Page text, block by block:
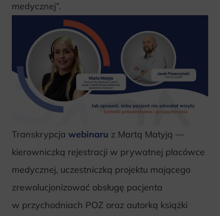
medycznej”.
Transkrypcja webinaru z Martą Matyją —
kierowniczką rejestracji w prywatnej placówce
medycznej, uczestniczką projektu mającego
zrewolucjonizować obsługę pacjenta
w przychodniach POZ oraz autorką książki